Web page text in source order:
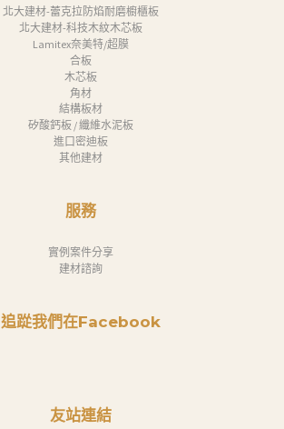
北大建材-蕾克拉防焰耐磨櫥櫃板
北大建材-科技木紋木芯板
Lamitex奈美特/超膜
合板
木芯板
角材
結構板材
矽酸鈣板 / 纖維水泥板
進口密迪板
其他建材
服務
實例案件分享
建材諮詢
追踨我們在Facebook
友站連結